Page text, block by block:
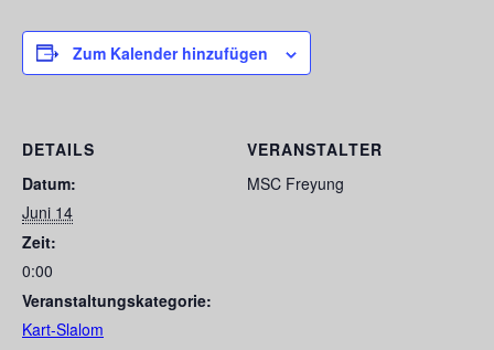
Zum Kalender hinzufügen
DETAILS
Datum:
Juni 14
Zeit:
0:00
Veranstaltungskategorie:
Kart-Slalom
VERANSTALTER
MSC Freyung